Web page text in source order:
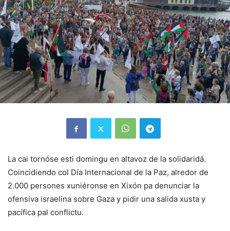
La cai tornóse esti domingu en altavoz de la solidaridá.
Coincidiendo col Día Internacional de la Paz, alredor de
2.000 persones xuniéronse en Xixón pa denunciar la
ofensiva israelina sobre Gaza y pidir una salida xusta y
pacífica pal conflictu.